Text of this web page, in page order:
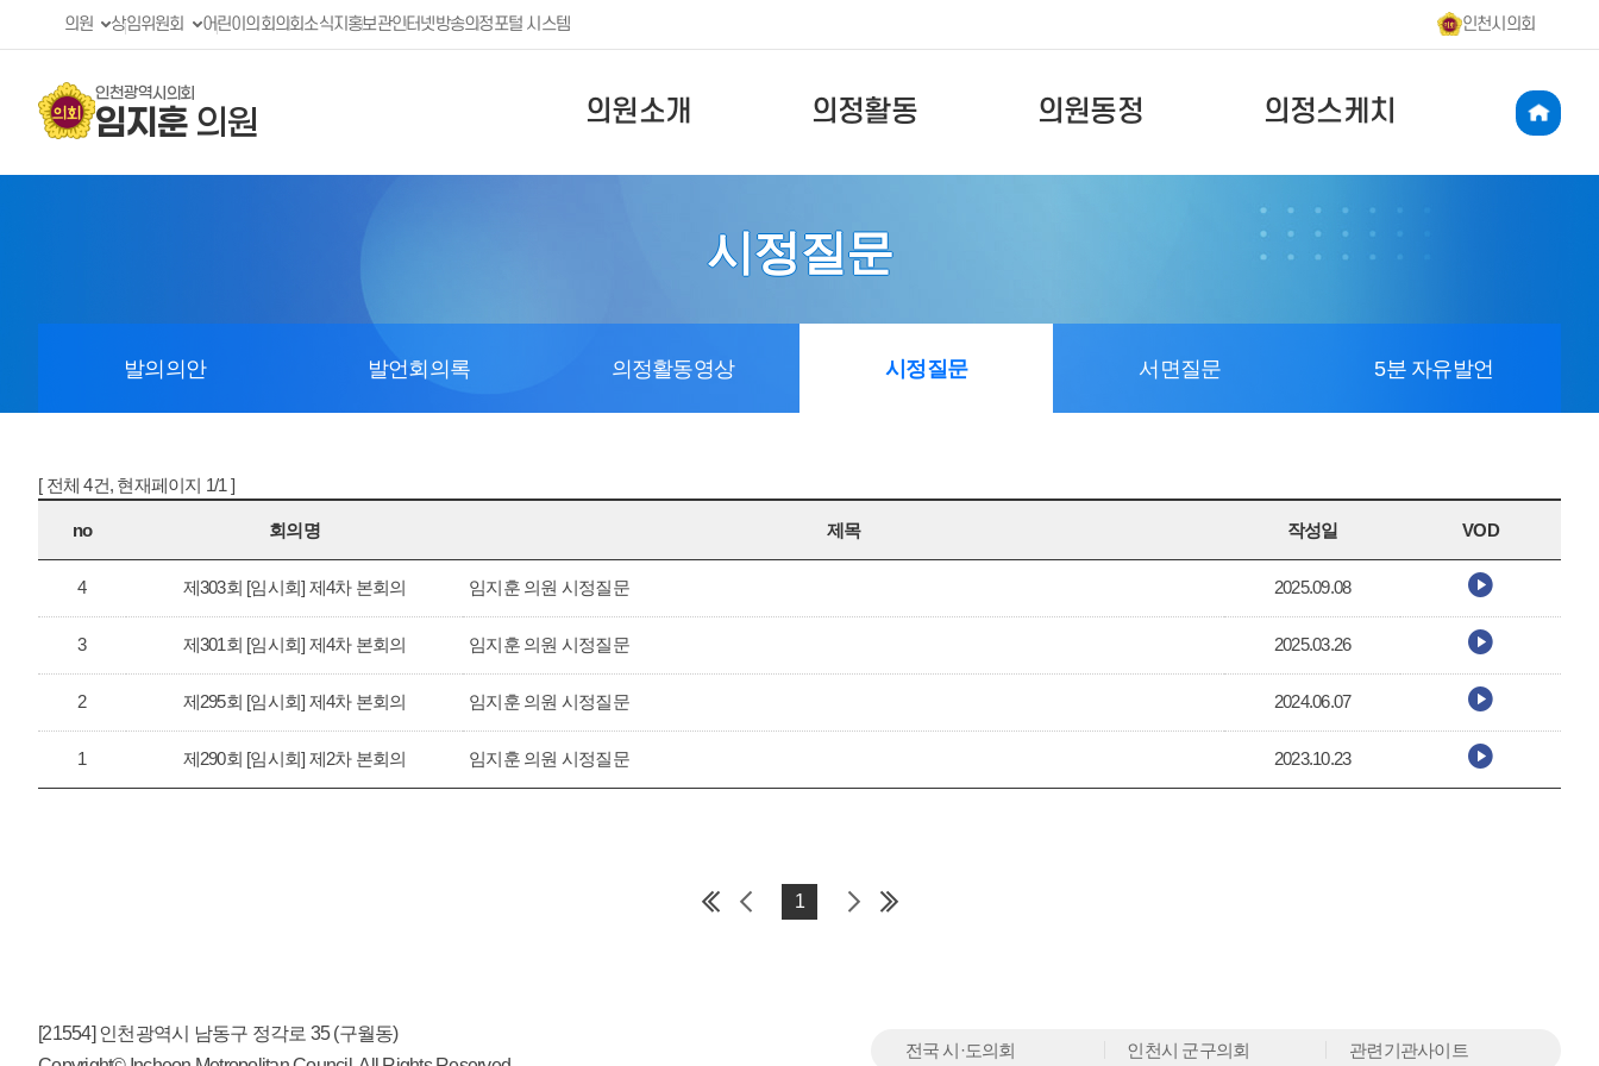
의원 상임위원회 어린이의회의회소식지 홍보관인터넷방송의정포털 시스템 인천시의회
인천광역시의회
임지훈 의원 의원소개 의정활동 의원동정 의정스케치
시정질문
발의의안 발언회의록 의정활동영상 시정질문 서면질문 5분 자유발언
[ 전체 4건, 현재페이지 1/1 ]
no 회의명 제목 작성일 VOD
4 제303회 [임시회] 제4차 본회의 임지훈 의원 시정질문 2025.09.08
3 제301회 [임시회] 제4차 본회의 임지훈 의원 시정질문 2025.03.26
2 제295회 [임시회] 제4차 본회의 임지훈 의원 시정질문 2024.06.07
1 제290회 [임시회] 제2차 본회의 임지훈 의원 시정질문 2023.10.23
1
[21554] 인천광역시 남동구 정각로 35 (구월동)
전국 시·도의회 인천시 군구의회 관련기관사이트